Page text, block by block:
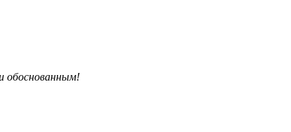
обоснованным!